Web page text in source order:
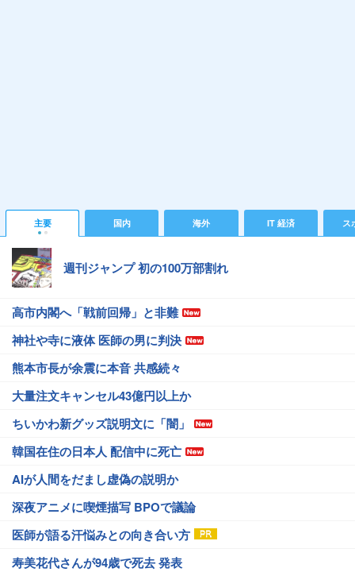
主要 国内 海外 IT 経済 ス
週刊ジャンプ 初の100万部割れ
高市内閣へ「戦前回帰」と非難
神社や寺に液体 医師の男に判決
熊本市長が余震に本音 共感続々
大量注文キャンセル43億円以上か
ちいかわ新グッズ説明文に「闇」
韓国在住の日本人 配信中に死亡
AIが人間をだまし虚偽の説明か
深夜アニメに喫煙描写 BPOで議論
医師が語る汗悩みとの向き合い方
寿美花代さんが94歳で死去 発表